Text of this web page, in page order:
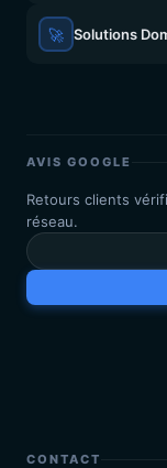
🚀 Solutions
AVIS GOOGLE
Retours clients
réseau.
CONTACT